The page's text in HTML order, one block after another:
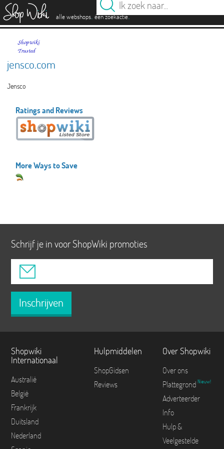
alle webshops. één zoekactie.
jensco.com
Jensco
Ratings and Reviews
More Ways to Save
Schrijf je in voor ShopWiki promoties
Inschrijven
Shopwiki
Internationaal
Australië
België
Frankrijk
Duitsland
Nederland
Hulpmiddelen
ShopGidsen
Reviews
Over Shopwiki
Over ons
Plattegrond Nieuw!
Adverteerder
Info
Hulp &
Veelgestelde